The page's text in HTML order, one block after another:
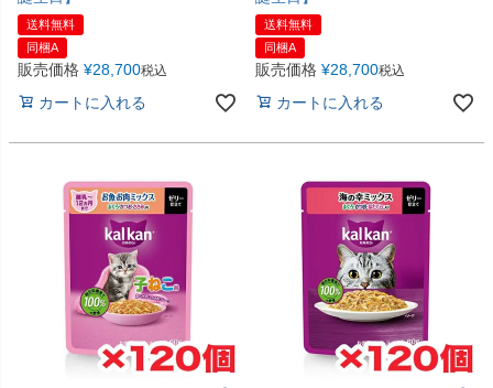
送料無料
同梱A
販売価格 ¥28,700税込
カートに入れる
送料無料
同梱A
販売価格 ¥28,700税込
カートに入れる